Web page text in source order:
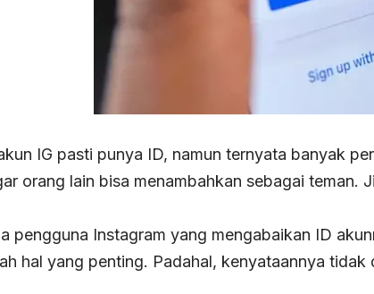
IG pasti punya ID, namun ternyata banyak
orang lain bisa menambahkan sebagai teman.
pengguna Instagram yang mengabaikan ID
hal yang penting. Padahal, kenyataannya